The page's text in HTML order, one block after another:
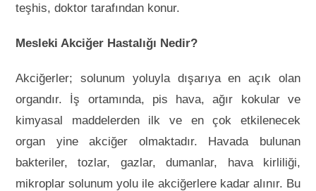
teşhis, doktor tarafından konur.
Mesleki Akciğer Hastalığı Nedir?
Akciğerler; solunum yoluyla dışarıya en açık olan
organdır. İş ortamında, pis hava, ağır kokular ve
kimyasal maddelerden ilk ve en çok etkilenecek
organ yine akciğer olmaktadır. Havada bulunan
bakteriler, tozlar, gazlar, dumanlar, hava kirliliği,
mikroplar solunum yolu ile akciğerlere kadar alınır. Bu